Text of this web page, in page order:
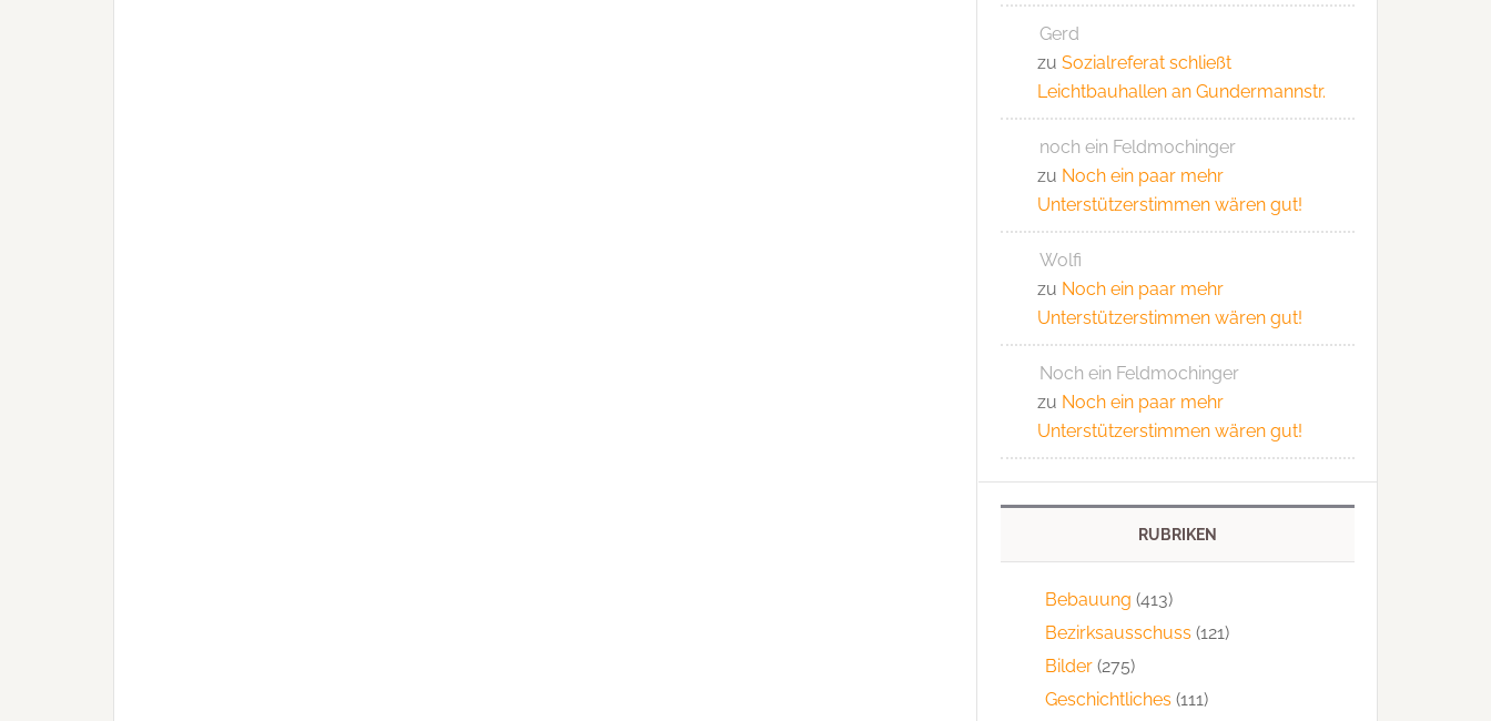
Gerd
zu Sozialreferat schließt
Leichtbauhallen an Gundermannstr.
noch ein Feldmochinger
zu Noch ein paar mehr
Unterstützerstimmen wären gut!
Wolfi
zu Noch ein paar mehr
Unterstützerstimmen wären gut!
Noch ein Feldmochinger
zu Noch ein paar mehr
Unterstützerstimmen wären gut!
RUBRIKEN
Bebauung (413)
Bezirksausschuss (121)
Bilder (275)
Geschichtliches (111)